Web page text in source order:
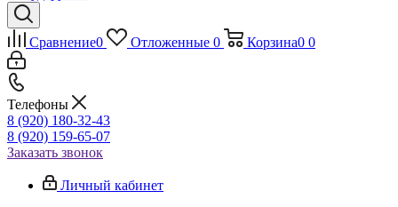
Сравнение0 Отложенные 0 Корзина0 0
Телефоны
8 (920) 180-32-43
8 (920) 159-65-07
Заказать звонок
Личный кабинет